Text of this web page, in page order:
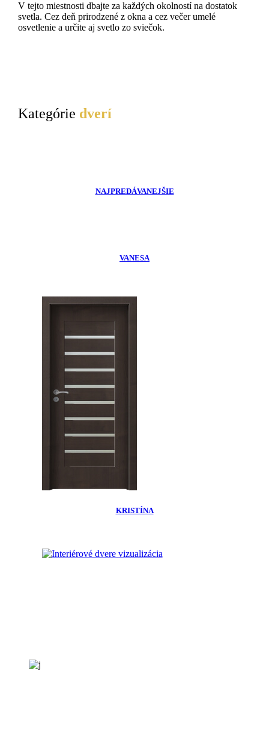
V tejto miestnosti dbajte za každých okolností na dostatok
svetla. Cez deň prirodzené z okna a cez večer umelé
osvetlenie a určite aj svetlo zo sviečok.
Kategórie dverí
NAJPREDÁVANEJŠIE
VANESA
KRISTÍNA